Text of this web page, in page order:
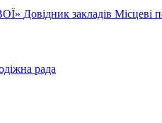
Довідник закладів Місцеві
рада